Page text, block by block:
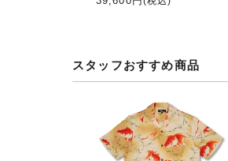
スタッフおすすめ商品